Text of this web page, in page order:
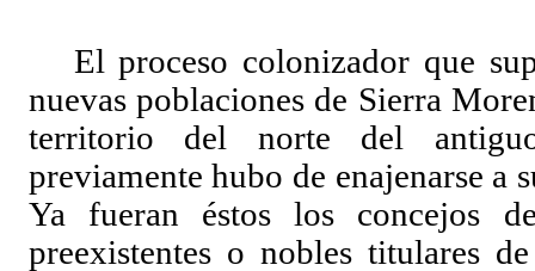
El proceso colonizador que
nuevas poblaciones de Sierra
territorio del norte del
previamente hubo de enajenarse a
Ya fueran éstos los concejos
preexistentes o nobles titulares